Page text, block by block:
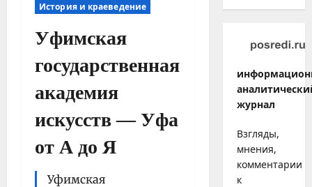
История и краеведение
Уфимская
государственная
академия
искусств — Уфа
от А до Я
Уфимская
журнал
Взгляды,
мнения,
комментарии
к